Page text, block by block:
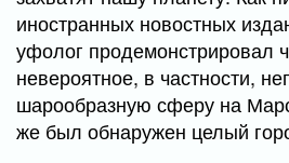
иностранных новостных
уфолог продемонстрировал
невероятное, в частности,
шарообразную сферу на
же был обнаружен целый